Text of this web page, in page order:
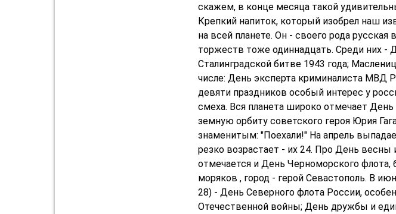
скажем, в конце месяца такой
Крепкий напиток, который изобрел наш
на всей планете. Он - своего рода русская
торжеств тоже одиннадцать. Среди них
Сталинградской битве 1943 года;
числе: День эксперта криминалиста МВД
девяти праздников особый интерес у
смеха. Вся планета широко отмечает
земную орбиту советского героя Юрия
знаменитым: "Поехали!" На апрель
резко возрастает - их 24. Про День
отмечается и День Черноморского флота,
моряков , город - герой Севастополь. В
28) - День Северного флота России,
Отечественной войны; День дружбы и